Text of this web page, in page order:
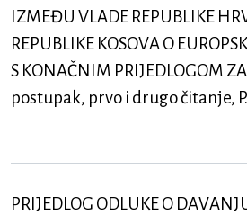
IZMEĐU VLADE REPUBLIKE
REPUBLIKE KOSOVA O
S KONAČNIM PRIJEDLOGOM
postupak, prvo i drugo čitanje,
PRIJEDLOG ODLUKE O